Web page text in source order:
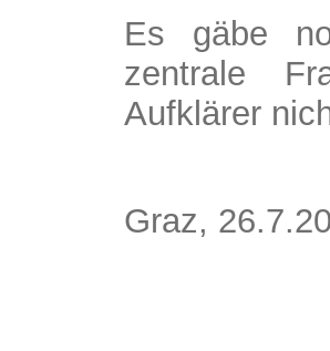
Es gäbe
zentrale
Aufklärer
Graz,